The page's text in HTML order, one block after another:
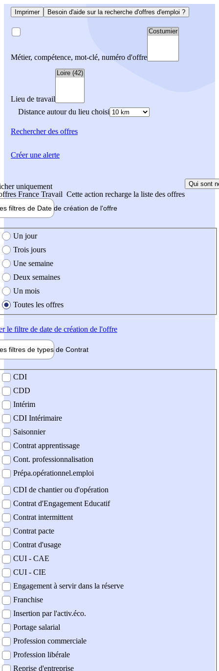
Imprimer Besoin d'aide sur la recherche d'offres d'emploi ?
Métier, compétence, mot-clé, numéro d'offre
Lieu de travail
Distance autour du lieu choisi
Rechercherdes offres
uniquement
France Travail Cette action recharge la liste des offres
Qui sont
filtres de Date de création de l'offre
création de l'offre
Un jour
Trois jours
Une semaine
Deux semaines
Un mois
Toutes les offres
le filtre de date de création de l'offre
filtres de types de Contrat
contrat
CDI
CDD
Intérim
CDI Intérimaire
Saisonnier
Contrat apprentissage
Cont. professionnalisation
Prépa.opérationnel.emploi
CDI de chantier ou d'opération
Contrat d'Engagement Educatif
Contrat intermittent
Contrat pacte
Contrat d'usage
CUI - CAE
CUI - CIE
Engagement à servir dans la réserve
Franchise
Insertion par l'activ.éco.
Portage salarial
Profession commerciale
Profession libérale
Reprise d'entreprise
Créer une alerte